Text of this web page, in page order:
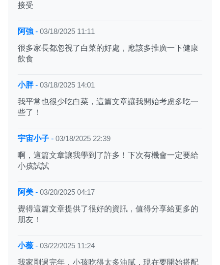
接受
阿強 - 03/18/2025 11:11
很多家長都忽視了白菜的好處，應該多推廣一下健康
飲食
小胖- 03/18/2025 14:01
我平常也很少吃白菜，這篇文章讓我開始考慮多吃一
些了！
宇宙小子 - 03/18/2025 22:39
啊，這篇文章讓我學到了許多！下次有機會一定要給
小孩試試
阿美 - 03/20/2025 04:17
覺得這篇文章提供了很好的資訊，值得分享給更多的
朋友！
小薇 - 03/22/2025 11:24
我家剛過完年，小孩吃得太多油膩，現在要開始搭配